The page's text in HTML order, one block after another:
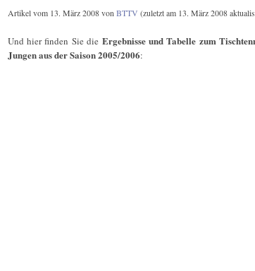
Artikel vom 13. März 2008vonBTTV (zuletzt am 13. März 2008
Und hier finden Sie die Ergebnisse und Tabelle zum
Jungen aus der Saison 2005/2006: